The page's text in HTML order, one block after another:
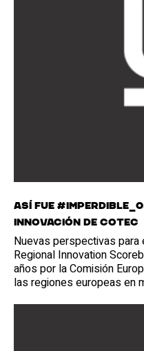
Así fue
innovación de Cotec
Nuevas perspectivas
Regional Innovation
años por la Comisión
las regiones europeas en